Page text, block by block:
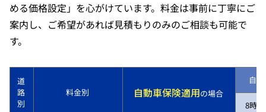
める価格設定」を心がけています。料金は事前に丁寧にご
案内し、ご希望があれば見積もりのみのご相談も可能で
す。
道
路
別
料金別 自動車保険適用の場合
自
8時